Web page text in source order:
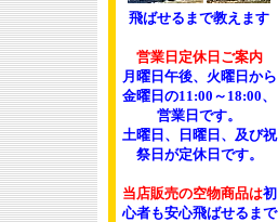
飛ばせるまで教えます
営業日定休日ご案内
月曜日午後、火曜日から
金曜日の11:00～18:00、
営業日です。
土曜日、日曜日、及び祝
祭日が定休日です。
当店販売の空物商品は初
心者も安心飛ばせるまで